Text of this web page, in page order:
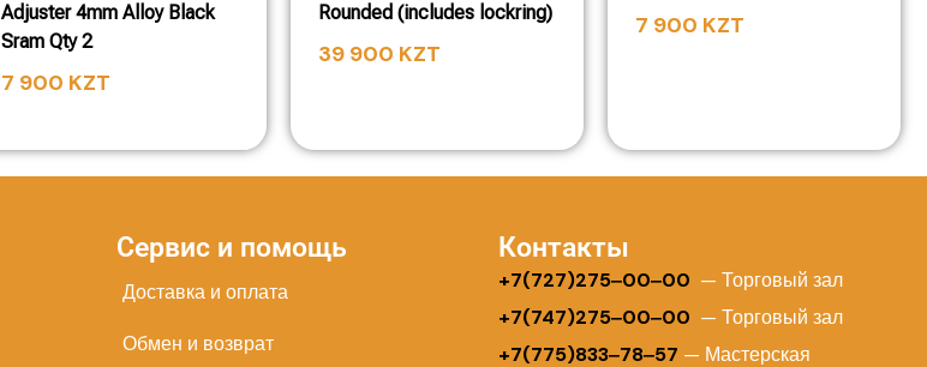
Adjuster 4mm Alloy Black
Sram Qty 2
7 900 KZT
Rounded (includes lockring)
39 900 KZT
7 900 KZT
Сервис и помощь
Доставка и оплата
Обмен и возврат
Контакты
+7(727)275‒00‒00 — Торговый зал
+7(747)275‒00‒00 — Торговый зал
+7(775)833‒78‒57 — Мастерская